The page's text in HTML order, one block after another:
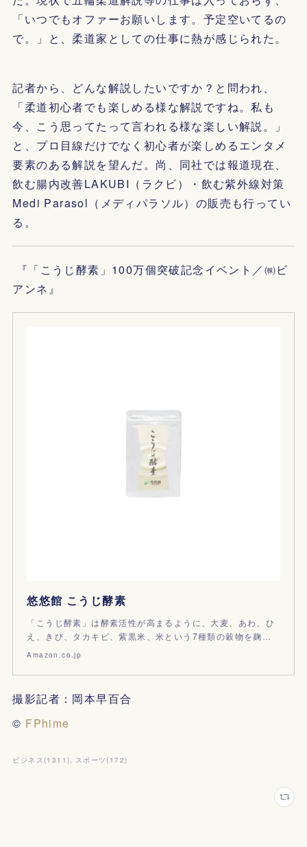
「いつでもオファーお願いします。予定空いてるの
で。」と、柔道家としての仕事に熱が感じられた。
記者から、どんな解説したいですか？と問われ、
「柔道初心者でも楽しめる様な解説ですね。私も
今、こう思ってたって言われる様な楽しい解説。」
と、プロ目線だけでなく初心者が楽しめるエンタメ
要素のある解説を望んだ。尚、同社では報道現在、
飲む腸内改善LAKUBI（ラクビ）・飲む紫外線対策
Medi Parasol（メディパラソル）の販売も行ってい
る。
『「こうじ酵素」100万個突破記念イベント／㈱ビ
アンネ』
悠悠館 こうじ酵素
「こうじ酵素」は酵素活性が高まるように、大麦、あわ、ひ
え、きび、タカキビ、紫黒米、米という7種類の穀物を麹…
Amazon.co.jp
撮影記者：岡本早百合
© FPhime
ビジネス (1311 ) スポーツ ( 172)